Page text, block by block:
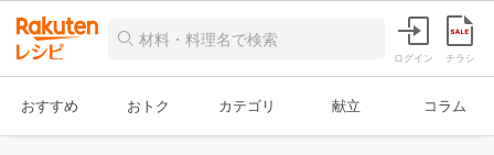
ログイン チラシ
おすすめ おトク カテゴリ 献立 コラム